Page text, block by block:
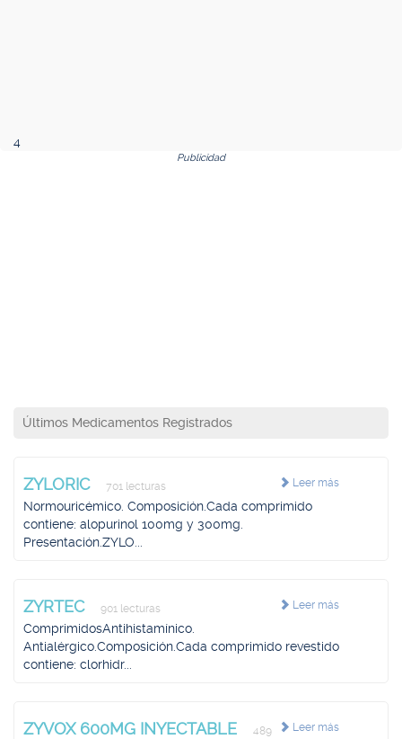
4
Publicidad
Últimos Medicamentos Registrados
Leer más
ZYLORIC 701 lecturas
Normouricémico. Composición.Cada comprimido
contiene: alopurinol 100mg y 300mg.
Presentación.ZYLO...
Leer más
ZYRTEC 901 lecturas
ComprimidosAntihistamínico.
Antialérgico.Composición.Cada comprimido revestido
contiene: clorhidr...
Leer más
ZYVOX 600MG INYECTABLE
489